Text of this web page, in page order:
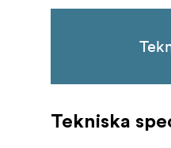
Tekniska